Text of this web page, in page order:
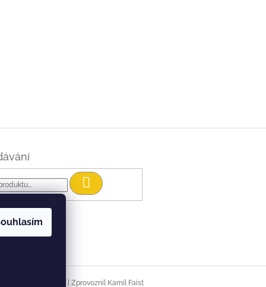
Hledat
Zprovoznil Kamil Faist